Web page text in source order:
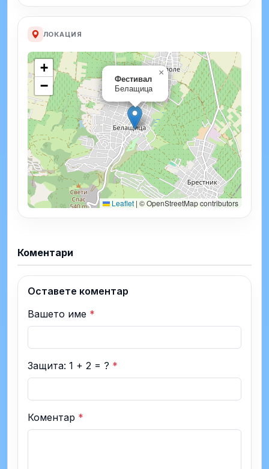
ЛОКАЦИЯ
Фестивал
Белащица
×
+
−
Leaflet | © OpenStreetMap contributors
Коментари
Оставете коментар
Вашето име *
Защита: 1 + 2 = ? *
Коментар *